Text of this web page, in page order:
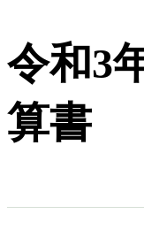
令和3
算書